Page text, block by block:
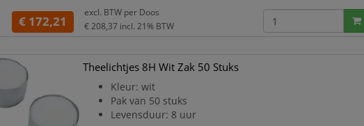
Iedere rol is120 cm breed 50 meter tafelpapier. U
snijdt het papier eenvoudig af op de gewenste lengte, z
€ 172,21
excl. BTW per Doos
€ 208,37 incl. 21% BTW
Theelichtjes 8H Wit Zak 50 Stuks
Kleur: wit
Pak van 50 stuks
Levensduur: 8 uur